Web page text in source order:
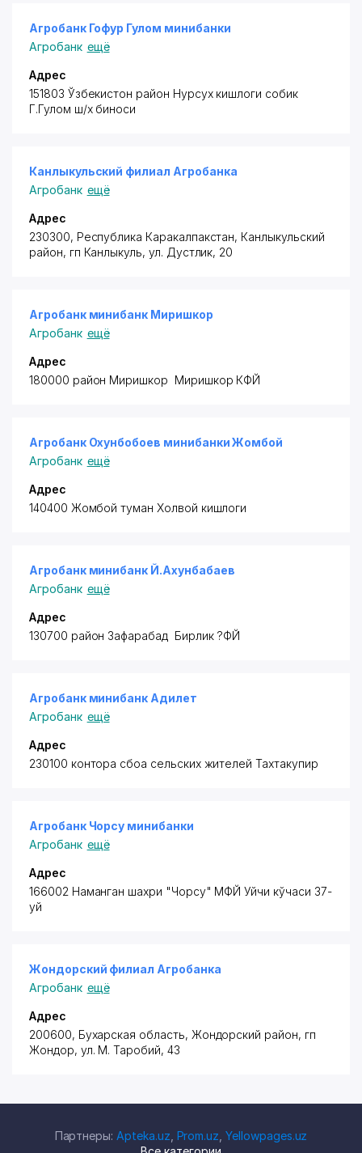
Агробанк Гофур Гулом минибанки
Агробанк ещё
Адрес
151803 Ўзбекистон район Нурсух кишлоги собик
Г.Гулом ш/х биноси
Канлыкульский филиал Агробанка
Агробанк ещё
Адрес
230300, Республика Каракалпакстан, Канлыкульский
район, гп Канлыкуль, ул. Дустлик, 20
Агробанк минибанк Миришкор
Агробанк ещё
Адрес
180000 район Миришкор Миришкор КФЙ
Агробанк Охунбобоев минибанки Жомбой
Агробанк ещё
Адрес
140400 Жомбой туман Холвой кишлоги
Агробанк минибанк Й.Ахунбабаев
Агробанк ещё
Адрес
130700 район Зафарабад Бирлик ?ФЙ
Агробанк минибанк Адилет
Агробанк ещё
Адрес
230100 контора сбоа сельских жителей Тахтакупир
Агробанк Чорсу минибанки
Агробанк ещё
Адрес
166002 Наманган шахри "Чорсу" МФЙ Уйчи кўчаси 37-
уй
Жондорский филиал Агробанка
Агробанк ещё
Адрес
200600, Бухарская область, Жондорский район, гп
Жондор, ул. М. Таробий, 43
Партнеры: Apteka.uz Prom.uz ,Yellowpages.uz